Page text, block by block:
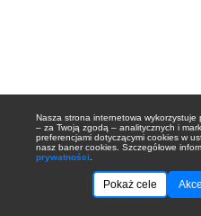
Nasza strona internetowa
– za Twoją zgodą – analitycznych i
preferencjami dotyczącymi cookies w
nasz baner cookies. Szczegółowe
prywatności
Pokaż cele